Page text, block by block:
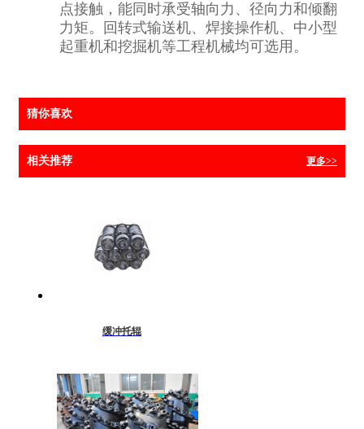
点接触，能同时承受轴向力、径向力和倾翻
力矩。回转式输送机、焊接操作机、中小型
起重机和挖掘机等工程机械均可选用。
猜你喜欢
相关推荐 更多>>
缓冲托辊